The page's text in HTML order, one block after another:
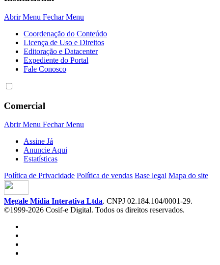
Abrir Menu Fechar Menu
Coordenação do Conteúdo
Licença de Uso e Direitos
Editoração e Datacenter
Expediente do Portal
Fale Conosco
Comercial
Abrir Menu Fechar Menu
Assine Já
Anuncie Aqui
Estatísticas
Política de Privacidade Política de vendas Base legal Mapa do site
Megale Mídia Interativa Ltda. CNPJ 02.184.104/0001-29.
©1999-2026 Cosif-e Digital. Todos os direitos reservados.